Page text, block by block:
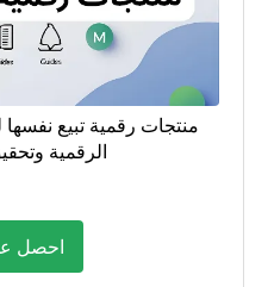
منتجات رقمية تبيع
الرقمية
احصل